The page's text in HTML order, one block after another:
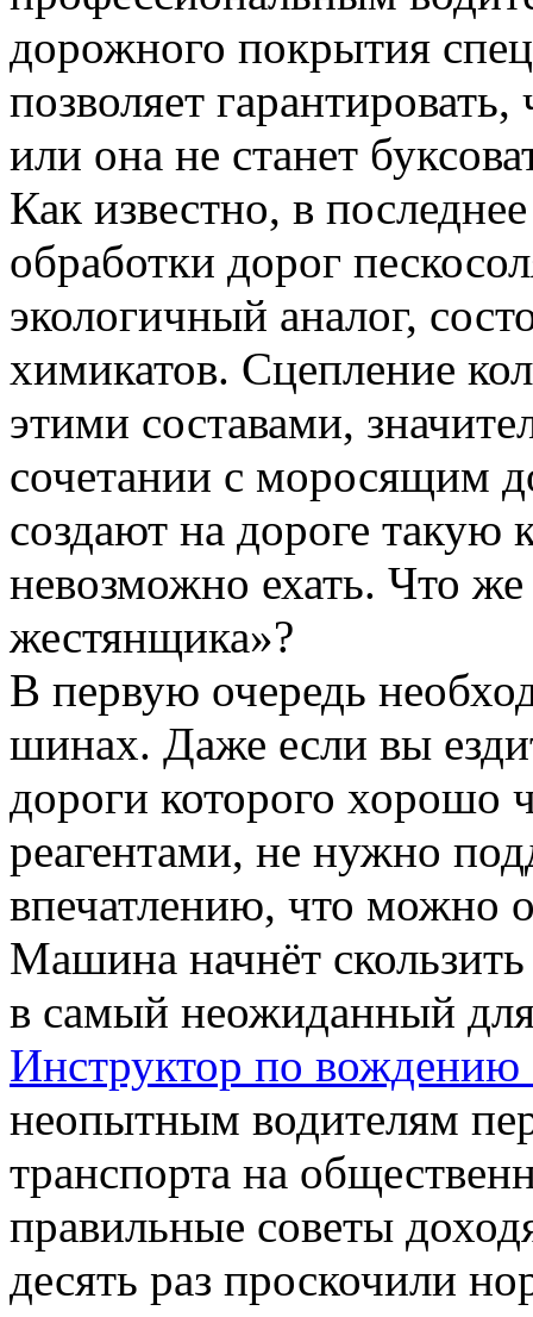
дорожного покрытия
позволяет
или она не станет
Как известно, в
обработки дорог
экологичный аналог,
химикатов. Сцепление
этими составами,
сочетании с моросящим
создают на дороге такую
невозможно ехать. Что же
жестянщика»?
В первую очередь
шинах. Даже если вы
дороги которого хорошо
реагентами, не нужно
впечатлению, что можно
Машина начнёт
в самый неожиданный
Инструктор по вождению
неопытным водителям
транспорта на
правильные советы
десять раз проскочили